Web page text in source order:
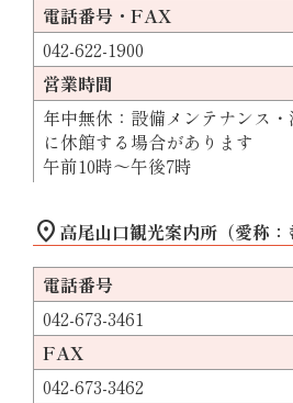
電話番号・FAX
042-622-1900
営業時間
年中無休：設備メンテナンス
に休館する場合があります
午前10時～午後7時
location_on 高尾山口観光案内所（愛称：
電話番号
042-673-3461
FAX
042-673-3462